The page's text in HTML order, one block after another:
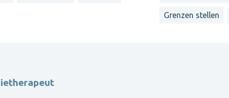
Grenzen stellen